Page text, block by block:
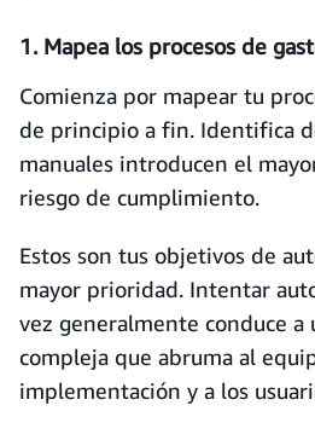
1. Mapea los procesos de
Comienza por mapear tu
de principio a fin. Identifica
manuales introducen el
riesgo de cumplimiento.
Estos son tus objetivos de
mayor prioridad. Intentar
vez generalmente conduce
compleja que abruma al
implementación y a los